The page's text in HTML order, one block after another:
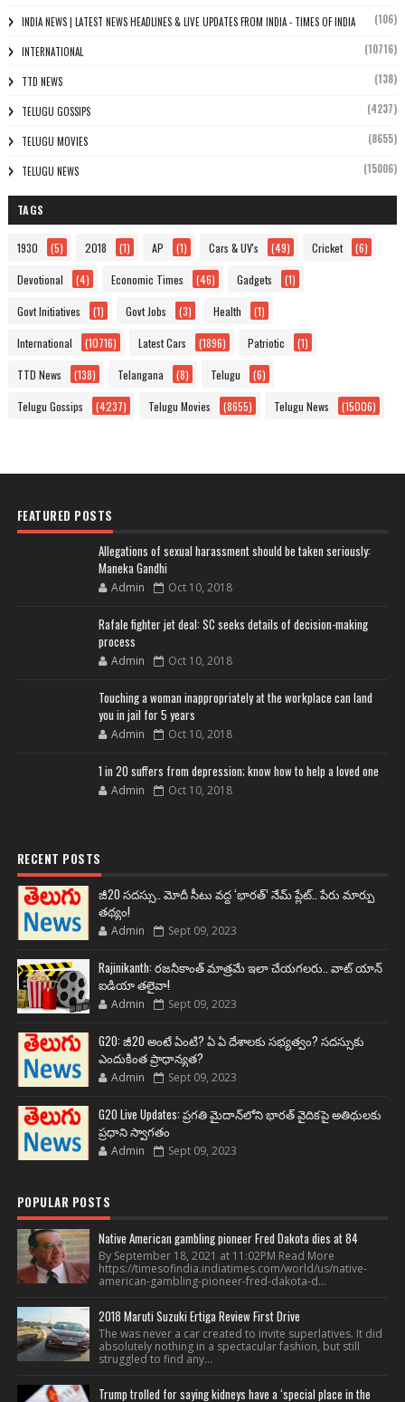
INDIA NEWS | LATEST NEWS HEADLINES & LIVE UPDATES FROM INDIA - TIMES OF INDIA (106)
INTERNATIONAL (10716)
TTD NEWS (138)
TELUGU GOSSIPS (4237)
TELUGU MOVIES (8655)
TELUGU NEWS (15006)
TAGS
1930 (5) 2018 (1) AP (1) Cars & UV's (49) Cricket (6)
Devotional (4) Economic Times (46) Gadgets (1)
Govt Initiatives (1) Govt Jobs (3) Health (1)
International (10716) Latest Cars (1896) Patriotic (1)
TTD News (138) Telangana (8) Telugu (6)
Telugu Gossips (4237) Telugu Movies (8655) Telugu News (15006)
FEATURED POSTS
Allegations of sexual harassment should be taken seriously:
Maneka Gandhi
Admin Oct 10, 2018
Rafale fighter jet deal: SC seeks details of decision-making
process
Admin Oct 10, 2018
Touching a woman inappropriately at the workplace can land
you in jail for 5 years
Admin Oct 10, 2018
1 in 20 suffers from depression; know how to help a loved one
Admin Oct 10, 2018
RECENT POSTS
జీ20 సదస్సు.. మోదీ సీటు వద్ద ‘భారత్’ నేమ్ ప్లేట్‌.. పేరు మార్పు
తథ్యం!
Admin Sept 09, 2023
Rajinikanth: రజనీకాంత్ మాత్రమే ఇలా చేయగలరు.. వాట్ యాన్
ఐడియా తలైవా!
Admin Sept 09, 2023
G20: జీ20 అంటే ఏంటి? ఏ ఏ దేశాలకు సభ్యత్వం? సదస్సుకు
ఎందుకింత ప్రాధాన్యత?
Admin Sept 09, 2023
G20 Live Updates: ప్రగతి మైదాన్‌లోని భారత్ వైదికపై అతిథులకు
ప్రధాని స్వాగతం
Admin Sept 09, 2023
POPULAR POSTS
Native American gambling pioneer Fred Dakota dies at 84
By September 18, 2021 at 11:02PM Read More
https://timesofindia.indiatimes.com/world/us/native-
american-gambling-pioneer-fred-dakota-d...
2018 Maruti Suzuki Ertiga Review First Drive
The was never a car created to invite superlatives. It did
absolutely nothing in a spectacular fashion, but still
struggled to find any...
Trump trolled for saying kidneys have a ‘special place in the